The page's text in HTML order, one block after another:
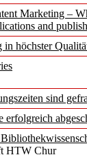
Marketing –
and
in höchster
sind
HTW Chur